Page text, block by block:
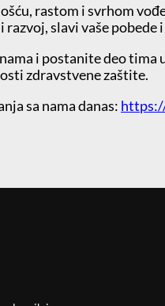
rastom i svrhom
slavi vaše pobede
i postanite deo
zdravstvene zaštite.
sa nama danas: